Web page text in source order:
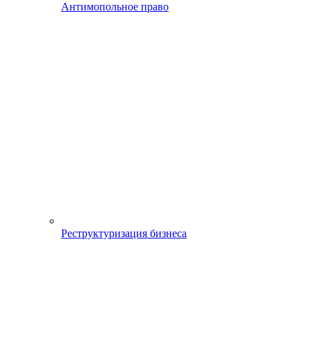
Антимопольное право
Реструктуризация бизнеса